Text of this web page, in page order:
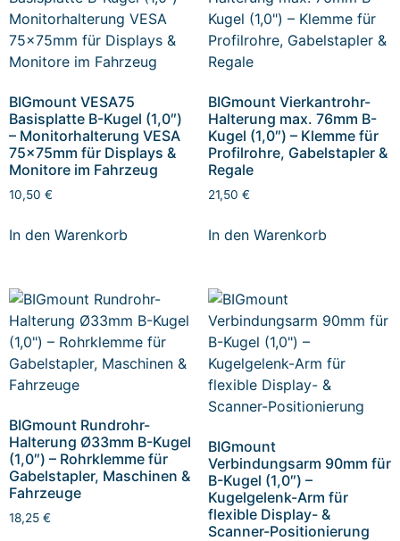
BIGmount VESA75
Basisplatte B-Kugel (1,0″)
– Monitorhalterung VESA
75x75mm für Displays &
Monitore im Fahrzeug
10,50 €
In den Warenkorb
BIGmount Vierkantrohr-
Halterung max. 76mm B-
Kugel (1,0″) – Klemme für
Profilrohre, Gabelstapler &
Regale
21,50 €
In den Warenkorb
BIGmount Rundrohr-
Halterung Ø33mm B-Kugel
(1,0″) – Rohrklemme für
Gabelstapler, Maschinen &
Fahrzeuge
18,25 €
BIGmount
Verbindungsarm 90mm für
B-Kugel (1,0″) –
Kugelgelenk-Arm für
flexible Display- &
Scanner-Positionierung